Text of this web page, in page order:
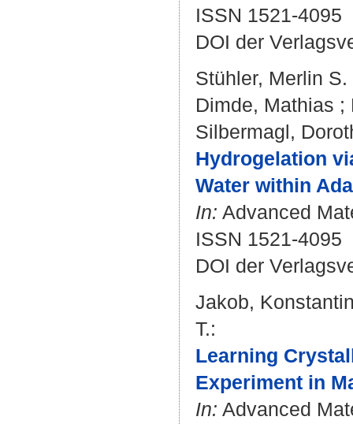
ISSN 1521-4095
DOI der
Stühler, Merlin S.
Dimde, Mathias ;
Silbermagl,
Hydrogelation
Water within
In: Advanced
ISSN 1521-4095
DOI der
Jakob,
T.:
Learning
Experiment in
In: Advanced